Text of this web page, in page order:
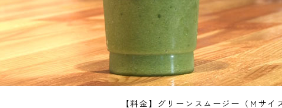
【料金】グリーンスムージー（Ｍサイ